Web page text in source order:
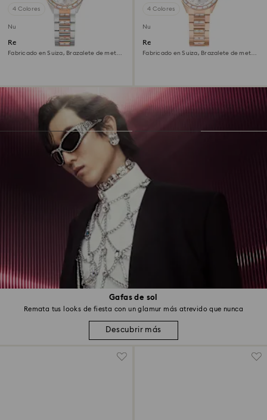
Gafas de sol
Remata tus looks de fiesta con un glamur más atrevido que nunca
Descubrir más
4 Colores
Nuevo
Reloj Matrix date
Fabricado en Suiza, Brazalete de metal,
4 Colores
Nuevo
Reloj Matrix date
Fabricado en Suiza, Brazalete de metal,